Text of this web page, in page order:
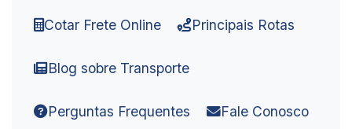
Cotar Frete Online Principais Rotas
Blog sobre Transporte
Perguntas Frequentes Fale Conosco